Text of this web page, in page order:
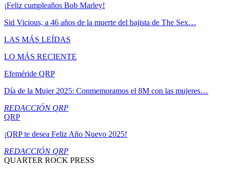
¡Feliz cumpleaños Bob Marley!
Sid Vicious, a 46 años de la muerte del bajista de The Sex…
LAS MÁS LEÍDAS
LO MÁS RECIENTE
Efeméride QRP
Día de la Mujer 2025: Conmemoramos el 8M con las mujeres…
REDACCIÓN QRP
QRP
¡QRP te desea Feliz Año Nuevo 2025!
REDACCIÓN QRP
QUARTER ROCK PRESS